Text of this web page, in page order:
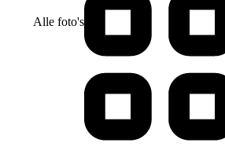
Alle foto's